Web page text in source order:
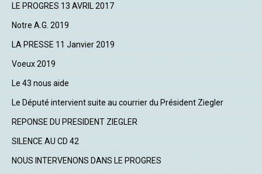
LE PROGRES 13 AVRIL 2017
Notre A.G. 2019
LA PRESSE 11 Janvier 2019
Voeux 2019
Le 43 nous aide
Le Député intervient suite au courrier du Président Ziegler
REPONSE DU PRESIDENT ZIEGLER
SILENCE AU CD 42
NOUS INTERVENONS DANS LE PROGRES